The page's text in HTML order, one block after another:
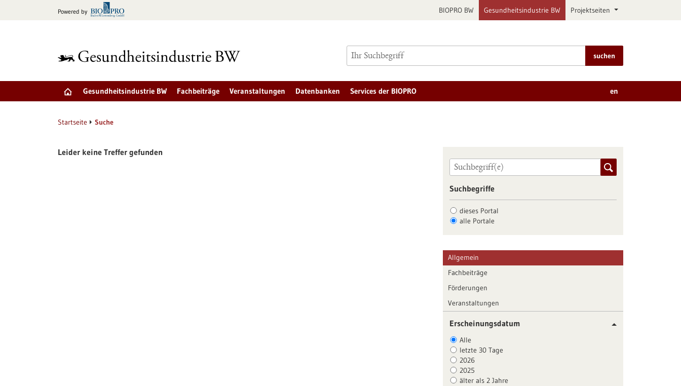
Powered by BIOPRO BW Gesundheitsindustrie BW Projektseiten
suchen
Gesundheitsindustrie BW Fachbeiträge Veranstaltungen Datenbanken Services der BIOPRO en
Startseite Suche
Leider keine Treffer gefunden
Suchbegriffe
dieses Portal
alle Portale
Allgemein
Fachbeiträge
Förderungen
Veranstaltungen
Erscheinungsdatum
Alle
letzte 30 Tage
2026
2025
älter als 2 Jahre